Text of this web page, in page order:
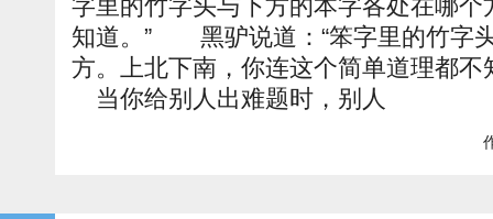
字里的竹字头与下方的本字各处在哪
知道。” 黑驴说道：“笨字里的竹字
方。上北下南，你连这个简单道理都
当你给别人出难题时，别人